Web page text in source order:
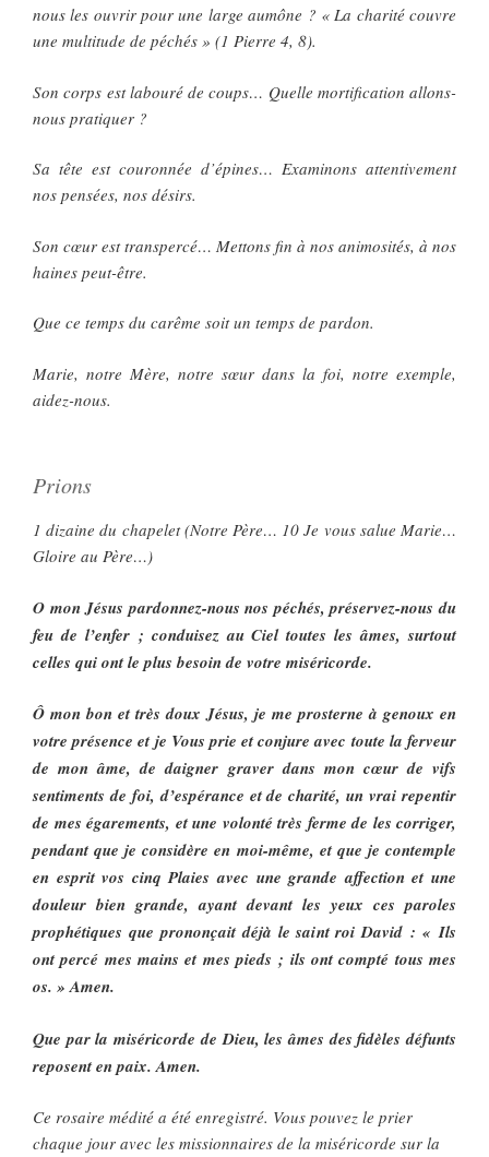
nous les ouvrir pour une large aumône ? « La charité couvre
une multitude de péchés » (1 Pierre 4, 8).
Son corps est labouré de coups… Quelle mortification allons-
nous pratiquer ?
Sa tête est couronnée d’épines… Examinons attentivement
nos pensées, nos désirs.
Son cœur est transpercé… Mettons fin à nos animosités, à nos
haines peut-être.
Que ce temps du carême soit un temps de pardon.
Marie, notre Mère, notre sœur dans la foi, notre exemple,
aidez-nous.
Prions
1 dizaine du chapelet (Notre Père… 10 Je vous salue Marie…
Gloire au Père…)
O mon Jésus pardonnez-nous nos péchés, préservez-nous du
feu de l’enfer ; conduisez au Ciel toutes les âmes, surtout
celles qui ont le plus besoin de votre miséricorde.
Ô mon bon et très doux Jésus, je me prosterne à genoux en
votre présence et je Vous prie et conjure avec toute la ferveur
de mon âme, de daigner graver dans mon cœur de vifs
sentiments de foi, d’espérance et de charité, un vrai repentir
de mes égarements, et une volonté très ferme de les corriger,
pendant que je considère en moi-même, et que je contemple
en esprit vos cinq Plaies avec une grande affection et une
douleur bien grande, ayant devant les yeux ces paroles
prophétiques que prononçait déjà le saint roi David : « Ils
ont percé mes mains et mes pieds ; ils ont compté tous mes
os. » Amen.
Que par la miséricorde de Dieu, les âmes des fidèles défunts
reposent en paix. Amen.
Ce rosaire médité a été enregistré. Vous pouvez le prier
chaque jour avec les missionnaires de la miséricorde sur la